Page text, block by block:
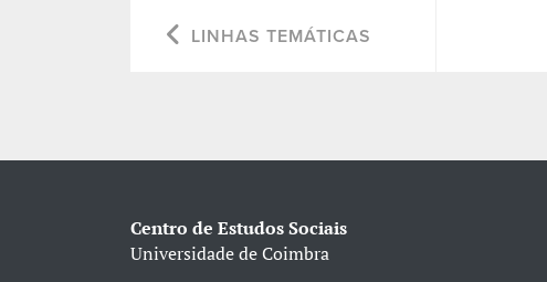
LINHAS TEMÁTICAS
Centro de Estudos Sociais
Universidade de Coimbra